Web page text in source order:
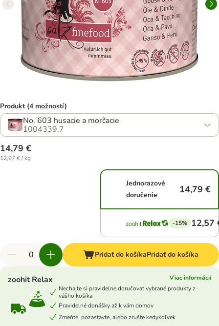
Produkt (4 možností)
No. 603 husacie a morčacie
1004339.7
14,79 €
12,97 € / kg
Jednorazové
doručenie
14,79 €
-15% 12,57
Pridať do košíkaPridať do košíka
zoohit Relax
Viac informácií
Nechajte si pravidelne doručovať vybrané produkty z
vášho košíka
Pravidelné donášky až k vám domov
Zmeňte, pozastavte, alebo zrušte kedykoľvek